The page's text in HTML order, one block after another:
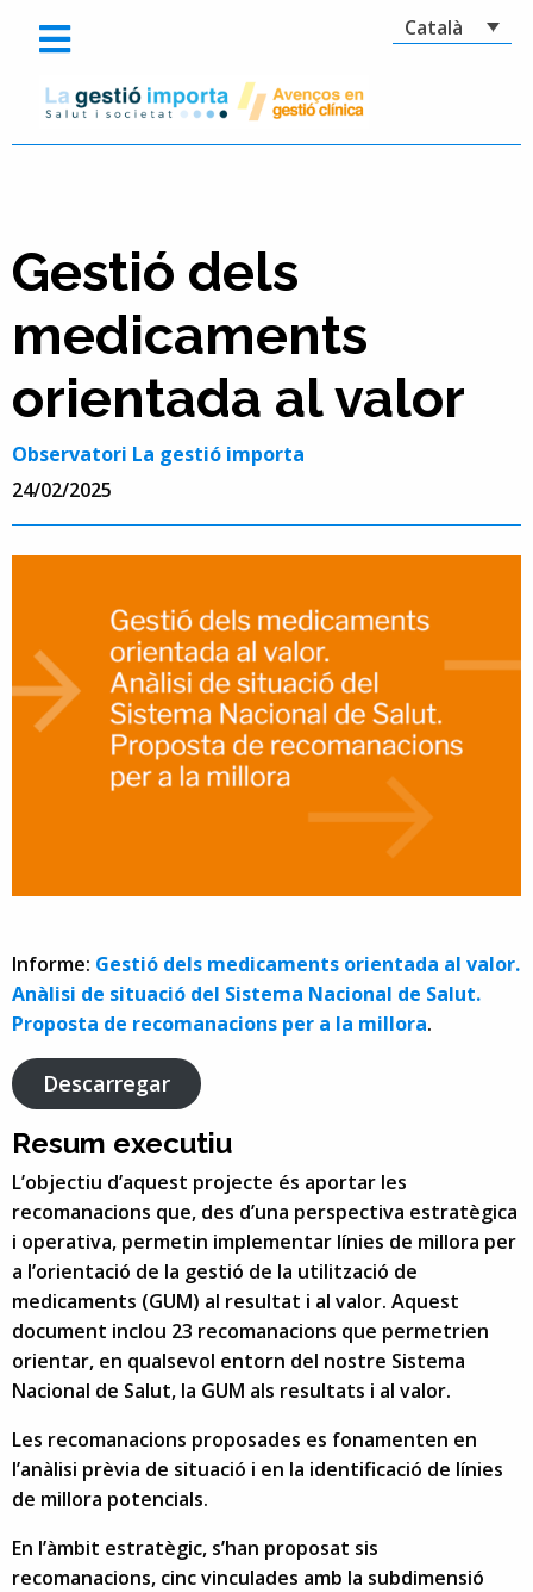
Català
Gestió dels
medicaments
orientada al valor
Observatori La gestió importa
24/02/2025
Informe: Gestió dels medicaments orientada al valor.
Anàlisi de situació del Sistema Nacional de Salut.
Proposta de recomanacions per a la millora.
Descarregar
Resum executiu
L’objectiu d’aquest projecte és aportar les
recomanacions que, des d’una perspectiva estratègica
i operativa, permetin implementar línies de millora per
a l’orientació de la gestió de la utilització de
medicaments (GUM) al resultat i al valor. Aquest
document inclou 23 recomanacions que permetrien
orientar, en qualsevol entorn del nostre Sistema
Nacional de Salut, la GUM als resultats i al valor.
Les recomanacions proposades es fonamenten en
l’anàlisi prèvia de situació i en la identificació de línies
de millora potencials.
En l’àmbit estratègic, s’han proposat sis
recomanacions, cinc vinculades amb la subdimensió